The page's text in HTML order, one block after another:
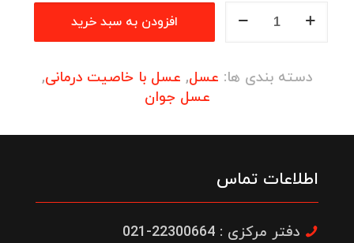
عسل
ممتاز
500
افزودن به سبد خرید
دسته بندی ها: عسل, عسل با خاصیت درمانی,
عسل جوان
اطلاعات تماس
دفتر مرکزی : 22300664-021